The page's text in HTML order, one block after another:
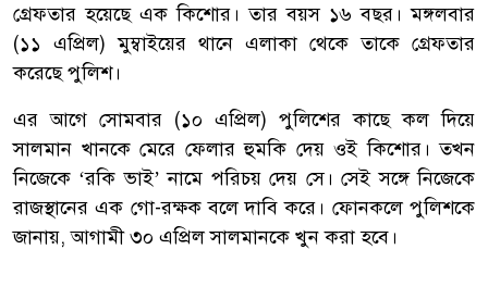
গ্রেফতার হয়েছে এক কিশোর। তার বয়স ১৬ বছর। মঙ্গলবার
(১১ এপ্রিল) মুম্বাইয়ের থানে এলাকা থেকে তাকে গ্রেফতার
করেছে পুলিশ।
এর আগে সোমবার (১০ এপ্রিল) পুলিশের কাছে কল দিয়ে
সালমান খানকে মেরে ফেলার হুমকি দেয় ওই কিশোর। তখন
নিজেকে ‘রকি ভাই’ নামে পরিচয় দেয় সে। সেই সঙ্গে নিজেকে
রাজস্থানের এক গো-রক্ষক বলে দাবি করে। ফোনকলে পুলিশকে
জানায়, আগামী ৩০ এপ্রিল সালমানকে খুন করা হবে।